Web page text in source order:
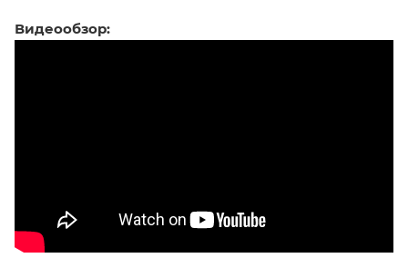
Видеообзор: